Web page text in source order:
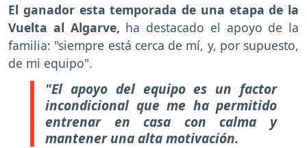
El ganador esta temporada de una etapa de la
Vuelta al Algarve, ha destacado el apoyo de la
familia: "siempre está cerca de mí, y, por supuesto,
de mi equipo".
"El apoyo del equipo es un factor
incondicional que me ha permitido
entrenar en casa con calma y
mantener una alta motivación.